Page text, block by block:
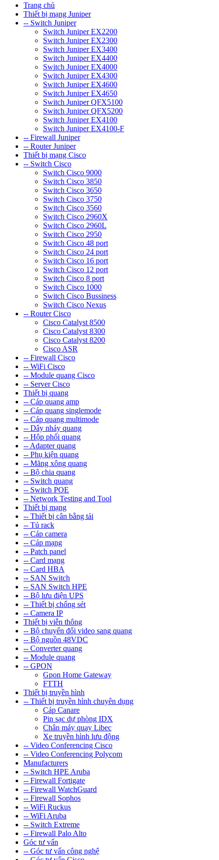
Trang chủ
Thiết bị mạng Juniper
-- Switch Juniper
Switch Juniper EX2200
Switch Juniper EX2300
Switch Juniper EX3400
Switch Juniper EX4400
Switch Juniper EX4000
Switch Juniper EX4300
Switch Juniper EX4600
Switch Juniper EX4650
Switch Juniper QFX5100
Switch Juniper QFX5200
Switch Juniper EX4100
Switch Juniper EX4100-F
-- Firewall Juniper
-- Router Juniper
Thiết bị mạng Cisco
-- Switch Cisco
Switch Cisco 9000
Switch Cisco 3850
Switch Cisco 3650
Switch Cisco 3750
Switch Cisco 3560
Switch Cisco 2960X
Switch Cisco 2960L
Switch Cisco 2950
Switch Cisco 48 port
Switch Cisco 24 port
Switch Cisco 16 port
Switch Cisco 12 port
Switch Cisco 8 port
Switch Cisco 1000
Switch Cisco Bussiness
Switch Cisco Nexus
-- Router Cisco
Cisco Catalyst 8500
Cisco Catalyst 8300
Cisco Catalyst 8200
Cisco ASR
-- Firewall Cisco
-- WiFi Cisco
-- Module quang Cisco
-- Server Cisco
Thiết bị quang
-- Cáp quang amp
-- Cáp quang singlemode
-- Cáp quang multimode
-- Dây nhảy quang
-- Hộp phối quang
-- Adapter quang
-- Phụ kiện quang
-- Măng xông quang
-- Bộ chia quang
-- Switch quang
-- Switch POE
-- Network Testing and Tool
Thiết bị mạng
-- Thiết bị cân bằng tải
-- Tủ rack
-- Cáp camera
-- Cáp mạng
-- Patch panel
-- Card mạng
-- Card HBA
-- SAN Switch
-- SAN Switch HPE
-- Bộ lưu điện UPS
-- Thiết bị chống sét
-- Camera IP
Thiết bị viễn thông
-- Bộ chuyển đổi video sang quang
-- Bộ nguồn 48VDC
-- Converter quang
-- Module quang
-- GPON
Gpon Home Gateway
FTTH
Thiết bị truyền hình
-- Thiết bị truyền hình chuyên dụng
Cáp Canare
Pin sạc dự phòng IDX
Chân máy quay Libec
Xe truyền hình lưu động
-- Video Conferencing Cisco
-- Video Conferencing Polycom
Manufacturers
-- Switch HPE Aruba
-- Firewall Fortigate
-- Firewall WatchGuard
-- Firewall Sophos
-- WiFi Ruckus
-- WiFi Aruba
-- Switch Extreme
-- Firewall Palo Alto
Góc tư vấn
-- Góc tư vấn công nghệ